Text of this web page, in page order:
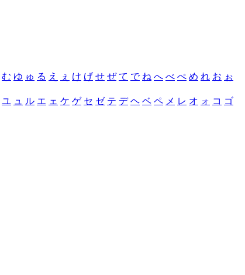
む ゆ ゅ る え ぇ け げ せ ぜ て で ね へ べ ぺ め れ お ぉ
ユ ュ ル エ ェ ケ ゲ セ ゼ テ デ ヘ ベ ペ メ レ オ ォ コ ゴ